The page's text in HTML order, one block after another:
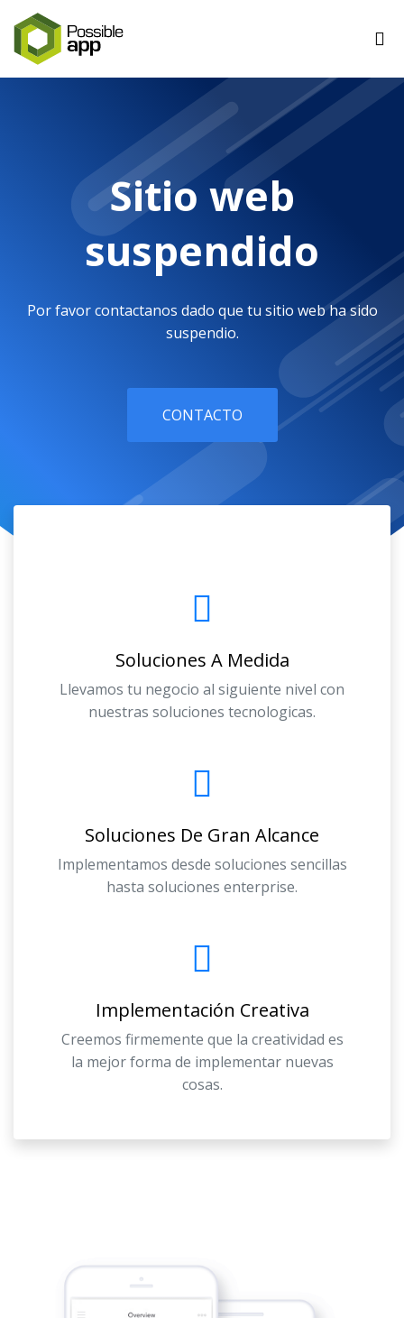
Sitio web
suspendido
Por favor contactanos dado que tu sitio web ha sido
suspendio.
CONTACTO
Soluciones A Medida
Llevamos tu negocio al siguiente nivel con
nuestras soluciones tecnologicas.
Soluciones De Gran Alcance
Implementamos desde soluciones sencillas
hasta soluciones enterprise.
Implementación Creativa
Creemos firmemente que la creatividad es
la mejor forma de implementar nuevas
cosas.